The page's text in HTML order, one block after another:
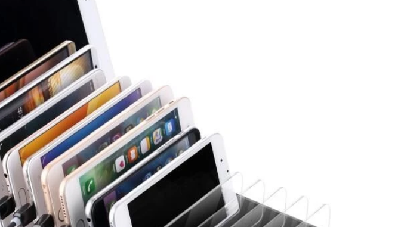
售和医疗保健领域 POS 硬件和充电解决方案
制造商、供应商和工厂的专业知识的宝贵机
会。
择。 作为POS摊位制造商和供应商，我们提供
OEM和ODM自定义和工厂定向定价。立即与
我们联系，以找到最适合您的公司的POS
Mount！